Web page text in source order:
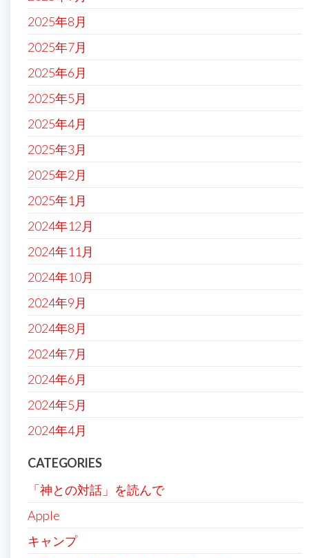
2025年8月
2025年7月
2025年6月
2025年5月
2025年4月
2025年3月
2025年2月
2025年1月
2024年12月
2024年11月
2024年10月
2024年9月
2024年8月
2024年7月
2024年6月
2024年5月
2024年4月
CATEGORIES
「神との対話」を読んで
Apple
キャンプ